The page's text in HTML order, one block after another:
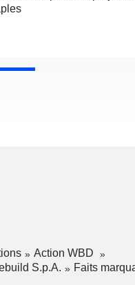
Action WBD
S.p.A.
Faits